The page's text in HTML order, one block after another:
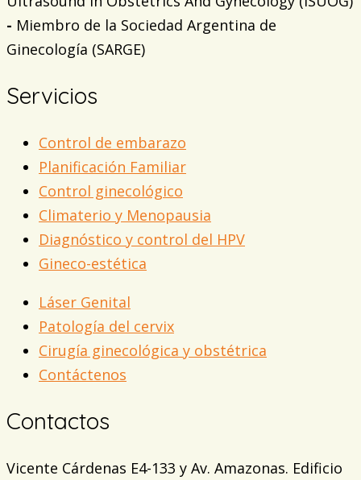
- Miembro de la Sociedad Argentina de
Ginecología (SARGE)
Servicios
Control de embarazo
Planificación Familiar
Control ginecológico
Climaterio y Menopausia
Diagnóstico y control del HPV
Gineco-estética
Láser Genital
Patología del cervix
Cirugía ginecológica y obstétrica
Contáctenos
Contactos
Vicente Cárdenas E4-133 y Av. Amazonas. Edificio